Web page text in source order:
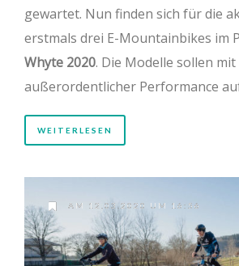
gewartet. Nun finden sich für die
erstmals drei E-Mountainbikes im
Whyte 2020. Die Modelle sollen mit
außerordentlicher Performance
WEITERLESEN
AM 12.03.2020 UM 16:56